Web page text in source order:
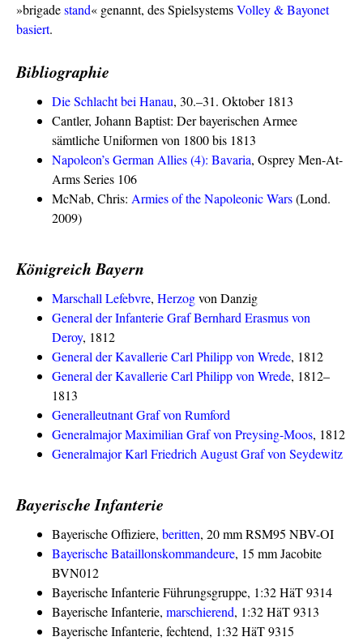
»brigadestand« genannt, des SpielsystemsVolley & Bayonet
basiert.
Bibliographie
Die Schlacht bei Hanau, 30.–31. Oktober 1813
Cantler, Johann Baptist: Der bayerischen Armee
sämtliche Uniformen von 1800 bis 1813
Napoleon’s German Allies (4): Bavaria, Osprey Men-At-
Arms Series 106
McNab, Chris: Armies of the Napoleonic Wars(Lond.
2009)
Königreich Bayern
Marschall Lefebvre, Herzogvon Danzig
General der Infanterie Graf Bernhard Erasmus von
Deroy, 1812
General der Kavallerie Carl Philipp von Wrede, 1812
General der Kavallerie Carl Philipp von Wrede, 1812–
1813
Generalleutnant Graf von Rumford
Generalmajor Maximilian Graf von Preysing-Moos, 1812
Generalmajor Karl Friedrich August Graf von Seydewitz
Bayerische Infanterie
Bayerische Offiziere, beritten, 20 mm RSM95 NBV-OI
Bayerische Bataillonskommandeure, 15 mm Jacobite
BVN012
Bayerische Infanterie Führungsgruppe, 1:32 HäT 9314
Bayerische Infanterie, marschierend, 1:32 HäT 9313
Bayerische Infanterie, fechtend, 1:32 HäT 9315